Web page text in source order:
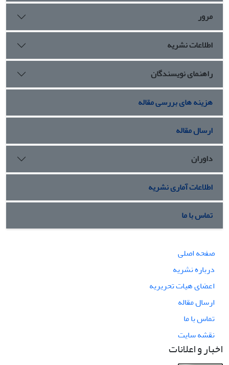
مرور
اطلاعات نشریه
راهنمای نویسندگان
هزینه های بررسی مقاله
ارسال مقاله
داوران
اطلاعات آماری نشریه
تماس با ما
صفحه اصلی
درباره نشریه
اعضای هیات تحریریه
ارسال مقاله
تماس با ما
نقشه سایت
اخبار و اعلانات